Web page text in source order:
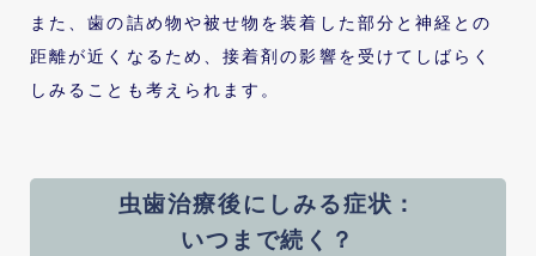
また、歯の詰め物や被せ物を装着した部分と神経との
距離が近くなるため、接着剤の影響を受けてしばらく
しみることも考えられます。
虫歯治療後にしみる症状：
いつまで続く？